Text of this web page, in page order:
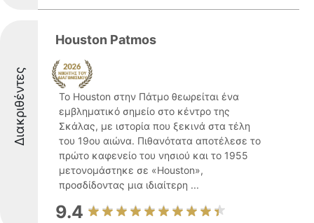
Διακριθέντες
Houston Patmos
Το Houston στην Πάτμο θεωρείται ένα
εμβληματικό σημείο στο κέντρο της
Σκάλας, με ιστορία που ξεκινά στα τέλη
του 19ου αιώνα. Πιθανότατα αποτέλεσε το
πρώτο καφενείο του νησιού και το 1955
μετονομάστηκε σε «Houston»,
προσδίδοντας μια ιδιαίτερη ...
9.4